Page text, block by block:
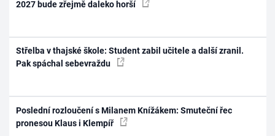
2027 bude zřejmě daleko horší
Střelba v thajské škole: Student zabil učitele a další zranil.
Pak spáchal sebevraždu
Poslední rozloučení s Milanem Knížákem: Smuteční řec
pronesou Klaus i Klempíř